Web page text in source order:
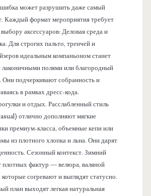
может разрушить даже самый
Каждый формат мероприятия требует
аксессуаров: Деловая среда и
Для строгих пальто, тренчей и
идеальным компаньоном станет
лаконичными полями или благородный
Они подчеркивают собранность и
в рамках дресс-кода.
и отдых. Расслабленный стиль
отлично дополняют мягкие
премиум-класса, объемные кепи или
из плотного хлопка и льна. Они дарят
Сезонный контекст. Зимний
плотных фактур — велюра, валяной
согревают и выглядят статусно.
план выходят легкая натуральная